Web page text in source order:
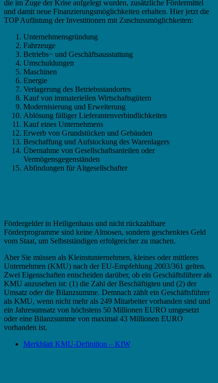
die im Zuge der Krise aufgelegt wurden, zusätzliche Fördermittel
und damit neue Finanzierungsmöglichkeiten erhalten. Hier jetzt die
TOP Auflistung der Investitionen mit Zuschussmöglichkeiten:
Unternehmensgründung
Fahrzeuge
Betriebs− und Geschäftsausstattung
Umschuldungen
Maschinen
Energie
Verlagerung des Betriebsstandortes
Kauf von immateriellen Wirtschaftsgütern
Modernisierung und Erweiterung
Ablösung fälliger Lieferantenverbindlichkeiten
Kauf eines Unternehmens
Erwerb von Grundstücken und Gebäuden
Beschaffung und Aufstockung des Warenlagers
Übernahme von Gesellschaftsanteilen oder
Vermögensgegenständen
Abfindungen für Altgesellschafter
Fördergelder in Heiligenhaus und nicht rückzahlbare
Förderprogramme sind keine Almosen, sondern geschenktes Geld
vom Staat, um Selbstständigen erfolgreicher zu machen.
Aber Sie müssen als Kleinstunternehmen, kleines oder mittleres
Unternehmen (KMU) nach der EU-Empfehlung 2003/361 gelten.
Zwei Eigenschaften entscheiden darüber, ob ein Geschäftsführer als
KMU anzusehen ist: (1) die Zahl der Beschäftigten und (2) der
Umsatz oder die Bilanzsumme. Demnach zählt ein Geschäftsführer
als KMU, wenn nicht mehr als 249 Mitarbeiter vorhanden sind und
ein Jahresumsatz von höchstens 50 Millionen EURO umgesetzt
oder eine Bilanzsumme von maximal 43 Millionen EURO
vorhanden ist.
Merkblatt KMU-Definition – KfW